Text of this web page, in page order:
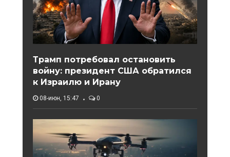
Трамп потребовал остановить
войну: президент США обратился
к Израилю и Ирану
08-июн, 15:47 0